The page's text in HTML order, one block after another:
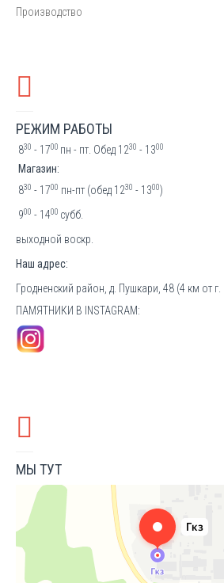
Производство
РЕЖИМ РАБОТЫ
830 - 1700 пн - пт. Обед 1230 - 1300
Магазин:
830 - 1700 пн-пт (обед 1230 - 1300)
900 - 1400 субб.
выходной воскр.
Наш адрес:
Гродненский район, д. Пушкари, 48 (4 км от
ПАМЯТНИКИ В INSTAGRAM:
МЫ ТУТ